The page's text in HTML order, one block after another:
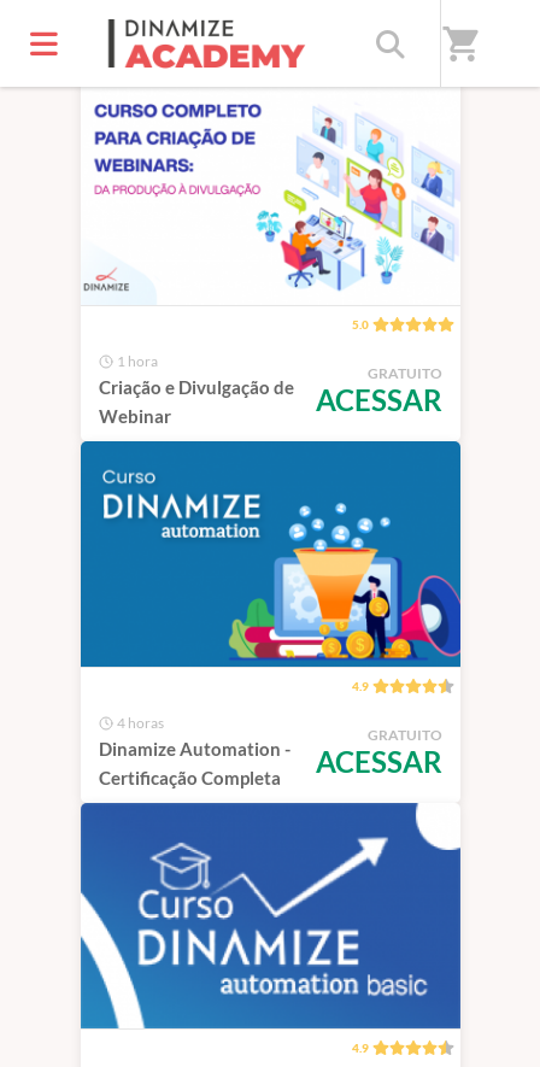
shopping_cart
Início
5.0
1 hora
Criação e Divulgação de
Webinar
GRATUITO
ACESSAR
4.9
4 horas
Dinamize Automation -
Certificação Completa
GRATUITO
ACESSAR
4.9